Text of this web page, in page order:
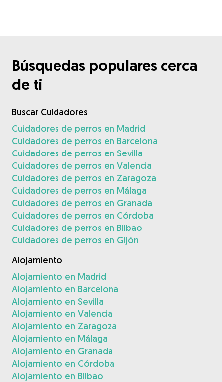
Búsquedas populares cerca
de ti
Buscar Cuidadores
Cuidadores de perros en Madrid
Cuidadores de perros en Barcelona
Cuidadores de perros en Sevilla
Cuidadores de perros en Valencia
Cuidadores de perros en Zaragoza
Cuidadores de perros en Málaga
Cuidadores de perros en Granada
Cuidadores de perros en Córdoba
Cuidadores de perros en Bilbao
Cuidadores de perros en Gijón
Alojamiento
Alojamiento en Madrid
Alojamiento en Barcelona
Alojamiento en Sevilla
Alojamiento en Valencia
Alojamiento en Zaragoza
Alojamiento en Málaga
Alojamiento en Granada
Alojamiento en Córdoba
Alojamiento en Bilbao